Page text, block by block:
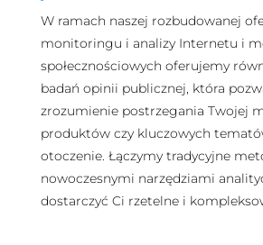
W ramach naszej rozbudowanej
monitoringu i analizy Internetu i
społecznościowych oferujemy
badań opinii publicznej, która
zrozumienie postrzegania Twojej
produktów czy kluczowych
otoczenie. Łączymy tradycyjne
nowoczesnymi narzędziami
dostarczyć Ci rzetelne i